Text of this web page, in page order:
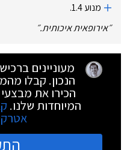
מנוע 1.4.
״אירופאית איכותית.״
מעוניינים
הנכון. קבלו
הכירו את
המיוחדות שלנו.